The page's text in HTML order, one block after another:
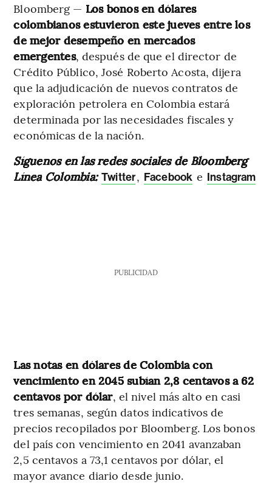
Bloomberg — Los bonos en dólares
colombianos estuvieron este jueves entre los
de mejor desempeño en mercados
emergentes, después de que el director de
Crédito Público, José Roberto Acosta, dijera
que la adjudicación de nuevos contratos de
exploración petrolera en Colombia estará
determinada por las necesidades fiscales y
económicas de la nación.
Síguenos en las redes sociales de Bloomberg
Línea Colombia:Twitter, Facebook e Instagram
PUBLICIDAD
Las notas en dólares de Colombia con
vencimiento en 2045 subían 2,8 centavos a 62
centavos por dólar, el nivel más alto en casi
tres semanas, según datos indicativos de
precios recopilados por Bloomberg. Los bonos
del país con vencimiento en 2041 avanzaban
2,5 centavos a 73,1 centavos por dólar, el
mayor avance diario desde junio.